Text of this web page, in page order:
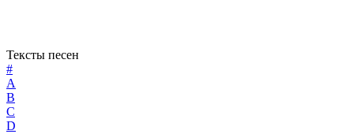
Тексты песен
#
A
B
C
D